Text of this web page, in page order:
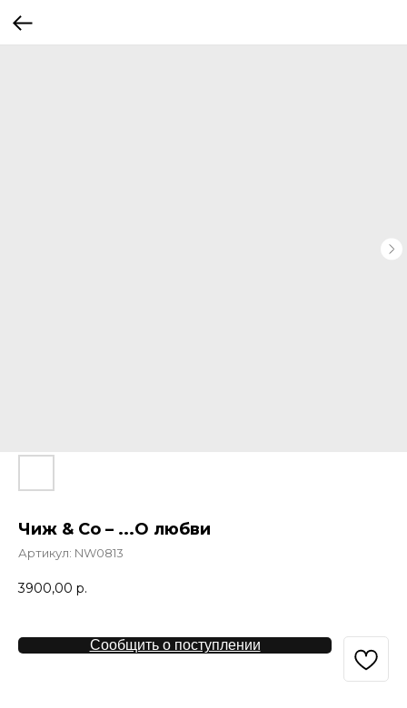
Чиж & Co – ...О любви
Артикул: NW0813
3900,00 р.
Сообщить о поступлении